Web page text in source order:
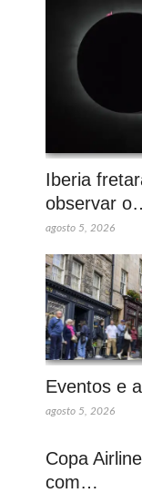
Iberia
observar
agosto 5, 2026
Eventos e
agosto 5, 2026
Copa
com…